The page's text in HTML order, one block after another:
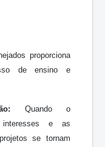
proporciona
de ensino e
Quando o
interesses e as
se tornam